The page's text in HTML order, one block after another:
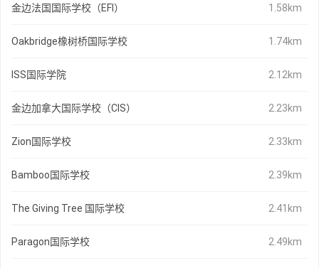
金边法国国际学校（EFI） 1.58km
Oakbridge橡树桥国际学校 1.74km
ISS国际学院 2.12km
金边加拿大国际学校（CIS） 2.23km
Zion国际学校 2.33km
Bamboo国际学校 2.39km
The Giving Tree 国际学校 2.41km
Paragon国际学校 2.49km